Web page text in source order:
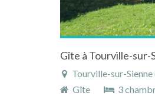
Tourville-sur-
Gîte
3